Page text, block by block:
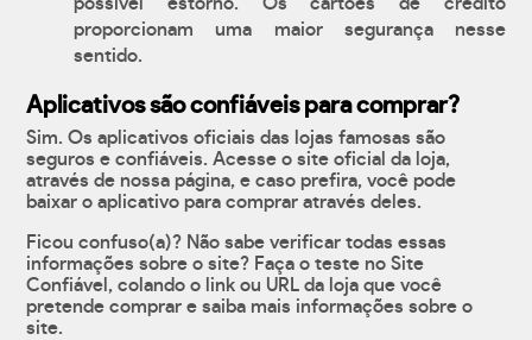
proporcionam uma maior segurança nesse
sentido.
Aplicativos são confiáveis para comprar?
Sim. Os aplicativos oficiais das lojas famosas são
seguros e confiáveis. Acesse o site oficial da loja,
através de nossa página, e caso prefira, você pode
baixar o aplicativo para comprar através deles.
Ficou confuso(a)? Não sabe verificar todas essas
informações sobre o site? Faça o teste no Site
Confiável, colando o link ou URL da loja que você
pretende comprar e saiba mais informações sobre o
site.